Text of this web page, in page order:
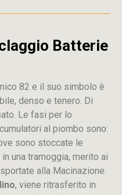
Batterie
82 e il suo simbolo è
denso e tenero. Di
Le fasi per lo
al piombo sono:
sono stoccate le
una tramoggia, merito ai
alla Macinazione.
, viene ritrasferito in